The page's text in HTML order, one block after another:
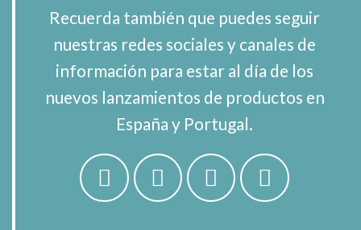
Recuerda también que puedes seguir
nuestras redes sociales y canales de
información para estar al día de los
nuevos lanzamientos de productos en
España y Portugal.